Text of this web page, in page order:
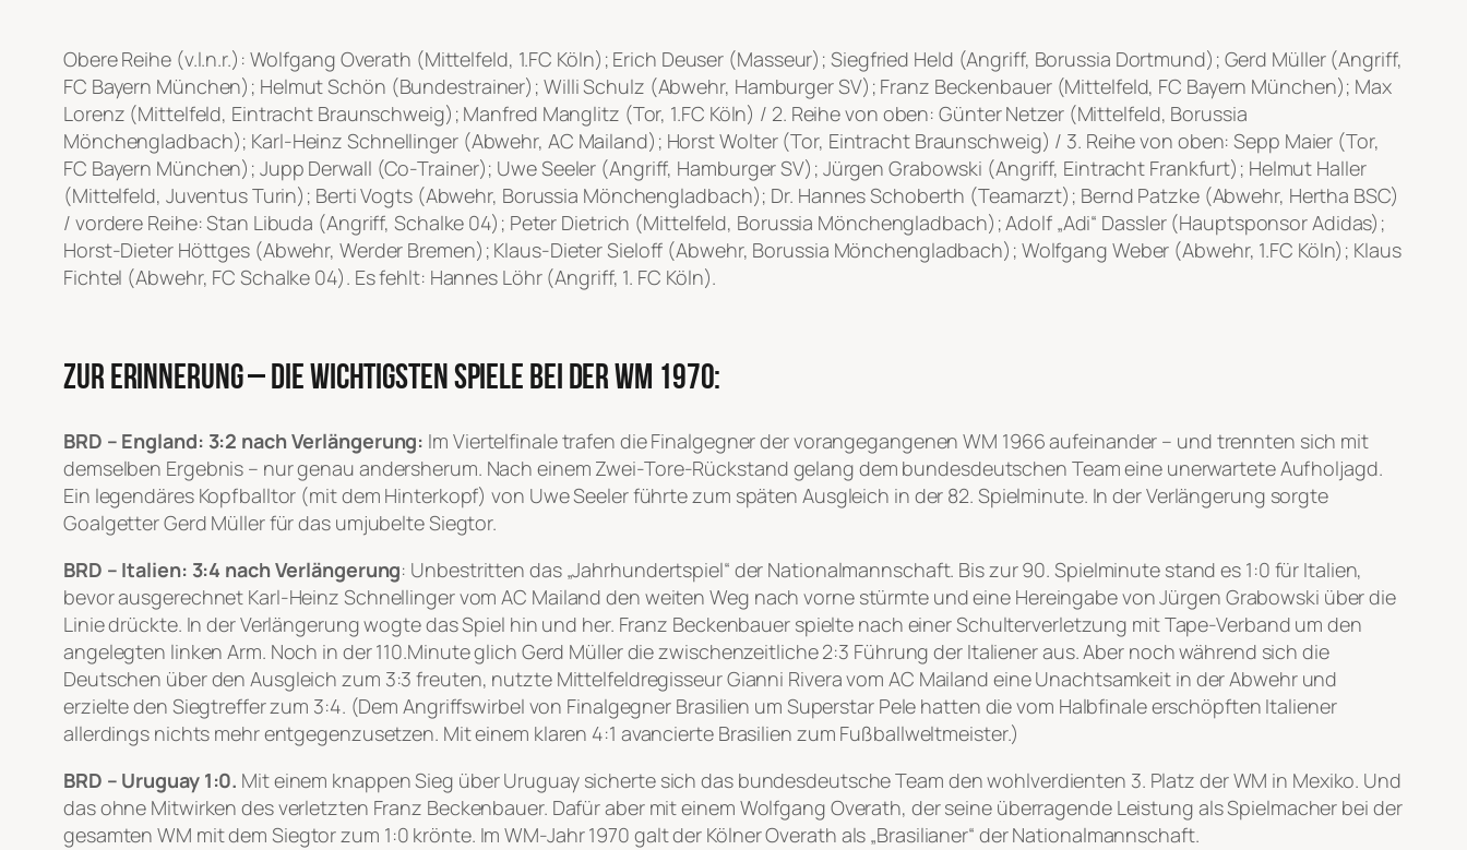
Obere Reihe (v.l.n.r.): Wolfgang Overath (Mittelfeld, 1.FC Köln); Erich Deuser (Masseur); Siegfried Held (Angriff, Borussia Dortmund); Gerd Müller (Angriff,
FC Bayern München); Helmut Schön (Bundestrainer); Willi Schulz (Abwehr, Hamburger SV); Franz Beckenbauer (Mittelfeld, FC Bayern München); Max
Lorenz (Mittelfeld, Eintracht Braunschweig); Manfred Manglitz (Tor, 1.FC Köln) / 2. Reihe von oben: Günter Netzer (Mittelfeld, Borussia
Mönchengladbach); Karl-Heinz Schnellinger (Abwehr, AC Mailand); Horst Wolter (Tor, Eintracht Braunschweig) / 3. Reihe von oben: Sepp Maier (Tor,
FC Bayern München); Jupp Derwall (Co-Trainer); Uwe Seeler (Angriff, Hamburger SV); Jürgen Grabowski (Angriff, Eintracht Frankfurt); Helmut Haller
(Mittelfeld, Juventus Turin); Berti Vogts (Abwehr, Borussia Mönchengladbach); Dr. Hannes Schoberth (Teamarzt); Bernd Patzke (Abwehr, Hertha BSC)
/ vordere Reihe: Stan Libuda (Angriff, Schalke 04); Peter Dietrich (Mittelfeld, Borussia Mönchengladbach); Adolf „Adi“ Dassler (Hauptsponsor Adidas);
Horst-Dieter Höttges (Abwehr, Werder Bremen); Klaus-Dieter Sieloff (Abwehr, Borussia Mönchengladbach); Wolfgang Weber (Abwehr, 1.FC Köln); Klaus
Fichtel (Abwehr, FC Schalke 04). Es fehlt: Hannes Löhr (Angriff, 1. FC Köln).
Zur Erinnerung – die wichtigsten Spiele bei der WM 1970:
BRD – England: 3:2 nach Verlängerung: Im Viertelfinale trafen die Finalgegner der vorangegangenen WM 1966 aufeinander – und trennten sich mit
demselben Ergebnis – nur genau andersherum. Nach einem Zwei-Tore-Rückstand gelang dem bundesdeutschen Team eine unerwartete Aufholjagd.
Ein legendäres Kopfballtor (mit dem Hinterkopf) von Uwe Seeler führte zum späten Ausgleich in der 82. Spielminute. In der Verlängerung sorgte
Goalgetter Gerd Müller für das umjubelte Siegtor.
BRD – Italien: 3:4 nach Verlängerung: Unbestritten das „Jahrhundertspiel“ der Nationalmannschaft. Bis zur 90. Spielminute stand es 1:0 für Italien,
bevor ausgerechnet Karl-Heinz Schnellinger vom AC Mailand den weiten Weg nach vorne stürmte und eine Hereingabe von Jürgen Grabowski über die
Linie drückte. In der Verlängerung wogte das Spiel hin und her. Franz Beckenbauer spielte nach einer Schulterverletzung mit Tape-Verband um den
angelegten linken Arm. Noch in der 110.Minute glich Gerd Müller die zwischenzeitliche 2:3 Führung der Italiener aus. Aber noch während sich die
Deutschen über den Ausgleich zum 3:3 freuten, nutzte Mittelfeldregisseur Gianni Rivera vom AC Mailand eine Unachtsamkeit in der Abwehr und
erzielte den Siegtreffer zum 3:4. (Dem Angriffswirbel von Finalgegner Brasilien um Superstar Pele hatten die vom Halbfinale erschöpften Italiener
allerdings nichts mehr entgegenzusetzen. Mit einem klaren 4:1 avancierte Brasilien zum Fußballweltmeister.)
BRD – Uruguay 1:0. Mit einem knappen Sieg über Uruguay sicherte sich das bundesdeutsche Team den wohlverdienten 3. Platz der WM in Mexiko. Und
das ohne Mitwirken des verletzten Franz Beckenbauer. Dafür aber mit einem Wolfgang Overath, der seine überragende Leistung als Spielmacher bei der
gesamten WM mit dem Siegtor zum 1:0 krönte. Im WM-Jahr 1970 galt der Kölner Overath als „Brasilianer“ der Nationalmannschaft.